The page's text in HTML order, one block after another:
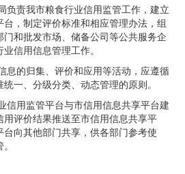
责我市粮食行业信用监管工作，建立
，制定评价标准和相应管理办法，组
和批发市场、储备公司等公共服务企
信用信息管理工作。
的归集、评价和应用等活动，应遵循
一、分级分类、动态管理的原则。
用监管平台与市信用信息共享平台建
用评价结果推送至市信用信息共享平
向其他部门共享，供各部门参考使